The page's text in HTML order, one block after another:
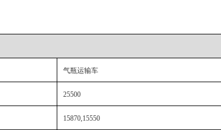
气瓶运输车
25500
15870,15550